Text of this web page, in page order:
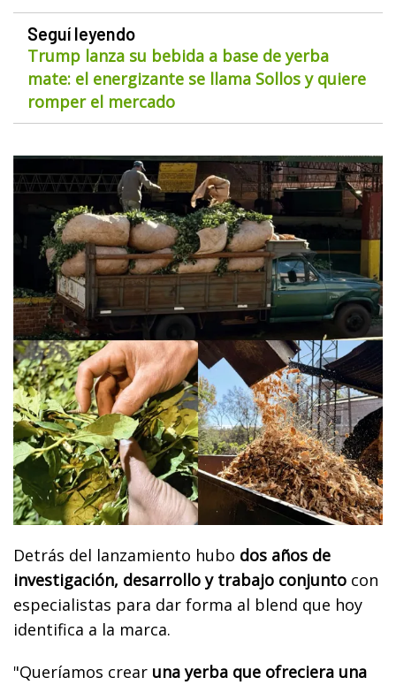
Seguí leyendo
Trump lanza su bebida a base de yerba
mate: el energizante se llama Sollos y quiere
romper el mercado
Detrás del lanzamiento hubo dos años de
investigación, desarrollo y trabajo conjunto con
especialistas para dar forma al blend que hoy
identifica a la marca.
"Queríamos crear una yerba que ofreciera una